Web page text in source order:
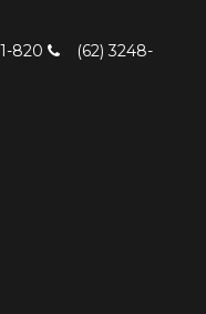
820
(62) 3248-